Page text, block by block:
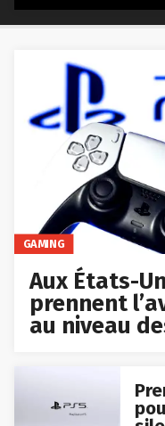
GAMING
Aux États-
prennent
au niveau